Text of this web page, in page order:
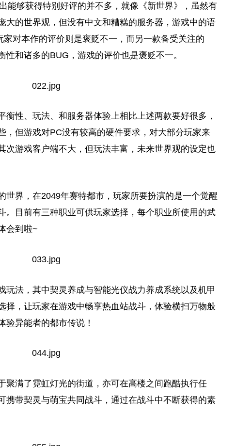
能够获得特别好评的并不多，就像《新世界》，虽然有
大的世界观，但没有中文和糟糕的服务器，游戏中的语
家对本作的评价则是褒贬不一，而另一款备受关注的
性和诸多的BUG，游戏的评价也是褒贬不一。
衡性、玩法、和服务器体验上相比上述两款要好很多，
，但游戏对PC没有较高的硬件要求，对大部分玩家来
次游戏客户端不大，但玩法丰富，未来世界观的设定也
世界，在2049年赛特都市， 玩家所要扮演的是一个觉醒
。目前有三种职业可供玩家选择，每个职业所使用 的武
会到啦~
玩法，其中契灵养成与智能光仪战力养成系统以及机甲
择，让玩家在游戏中畅享热血站战斗，体验横扫万物般
验异能者的都市传说！
聚满了霓虹灯光的街道，亦可在高楼之间跑酷执行任
携带契灵与萌宝共同战斗，通过在战斗中不断获得的素